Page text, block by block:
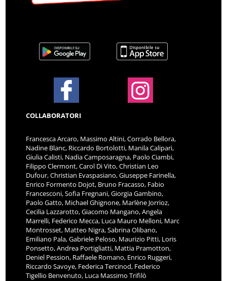
COLLABORATORI
Francesca Arcaro, Massimo Altini, Corrado Bellora,
Nadine Blanc, Riccardo Bortolotti, Manila Calipari,
Giulia Calisti, Nadia Camposaragna, Paolo Ciambi,
Filippo Clermont, Carol Di Vito, Christian Leo
Dufour, Christian Evaspasiano, Giuseppe Farinella,
Enrico Formento Dojot, Bruno Fracasso, Fabio
Francesconi, Sofia Fregnani, Giorgia Gambino,
Paolo Gatto, Michael Ghignone, Marlène Jorrioz,
Cecilia Lazzarotto, Giacomo Mangano, Angela
Marrelli, Federico Mecca, Luca Mauro Melloni, Marc
Montrosset, Matteo Nigra, Sabrina Olibano,
Emiliano Pala, Gabriele Peloso, Maurizio Pitti, Loris
Ponsetto, Andrea Portigliatti, Mattia Pramotton,
Deniel Pession, Raffaele Romano, Enrico Ruggeri,
Riccardo Savoye, Federica Tercinod, Federico
Tigellio Benvenuto, Luca Massimo Trifilò